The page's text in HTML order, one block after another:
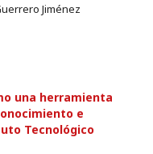
Jiménez
una herramienta
e
Tecnológico